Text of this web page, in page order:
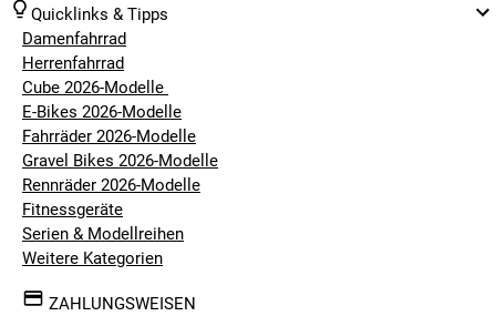
Quicklinks & Tipps
Damenfahrrad
Herrenfahrrad
Cube 2026-Modelle
E-Bikes 2026-Modelle
Fahrräder 2026-Modelle
Gravel Bikes 2026-Modelle
Rennräder 2026-Modelle
Fitnessgeräte
Serien & Modellreihen
Weitere Kategorien
ZAHLUNGSWEISEN